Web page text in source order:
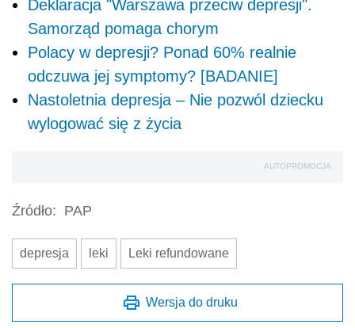
Deklaracja "Warszawa przeciw depresji".
Samorząd pomaga chorym
Polacy w depresji? Ponad 60% realnie
odczuwa jej symptomy? [BADANIE]
Nastoletnia depresja – Nie pozwól dziecku
wylogować się z życia
AUTOPROMOCJA
Źródło: PAP
depresja leki Leki refundowane
Wersja do druku